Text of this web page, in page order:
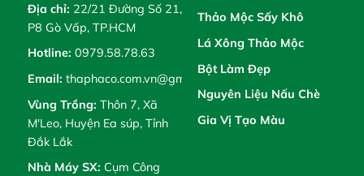
Địa chỉ: 22/21 Đường Số 21,
P8 Gò Vấp, TP.HCM
Hotline: 0979.58.78.63
Email: thaphaco.com.vn@gmail.com
Vùng Trồng: Thôn 7, Xã
M'Leo, Huyện Ea súp, Tỉnh
Đắk Lắk
Nhà Máy SX: Cụm Công
Thảo Mộc Sấy Khô
Lá Xông Thảo Mộc
Bột Làm Đẹp
Nguyên Liệu Nấu Chè
Gia Vị Tạo Màu